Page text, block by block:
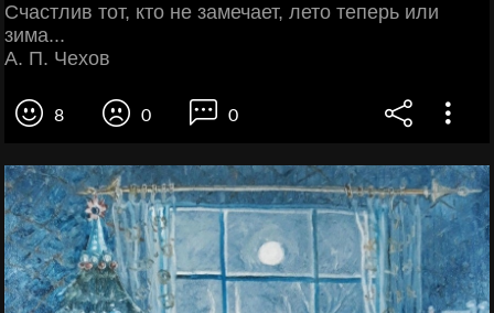
Счастлив тот, кто не замечает, лето теперь или
зима...
А. П. Чехов
8 0 0